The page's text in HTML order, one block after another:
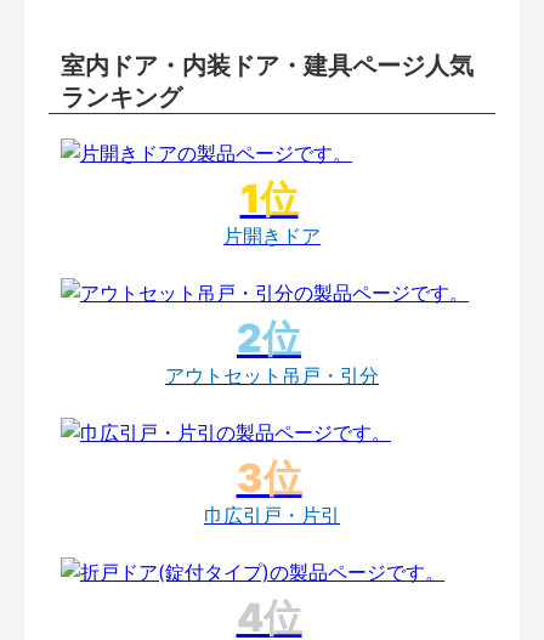
室内ドア・内装ドア・建具ページ人気
ランキング
片開きドア
アウトセット吊戸・引分
巾広引戸・片引